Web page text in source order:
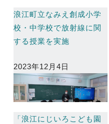
浪江町立なみえ創成小学
校・中学校で放射線に関
する授業を実施
2023年12月4日
「浪江にじいろこども園